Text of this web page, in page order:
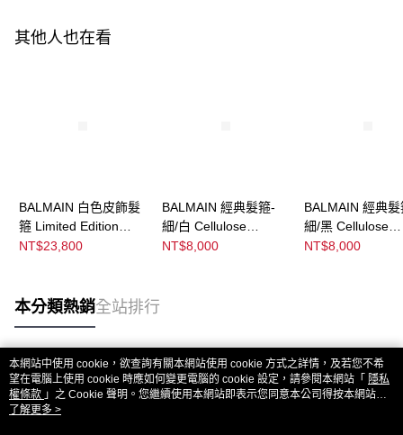
其他人也在看
BALMAIN 白色皮飾髮
箍 Limited Edition
White Leather Puffed
NT$23,800
BALMAIN 經典髮箍-
細/白 Cellulose
Acetate Headband
NT$8,000
BALMAIN 經典
細/黑 Cellulose
Acetate
NT$8,000
本分類熱銷全站排行
熱門標籤
本網站中使用 cookie，欲查詢有關本網站使用 cookie 方式之詳情，及若您不希
望在電腦上使用 cookie 時應如何變更電腦的 cookie 設定，請參閱本網站「 隱私
權條款 」之 Cookie 聲明。您繼續使用本網站即表示您同意本公司得按本網站使
用條款之 Cookie 聲明使用 cookie。
了解更多 >